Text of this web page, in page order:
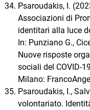
Psaroudakis, I.
Associazioni di
identitari alla luce
In: Punziano G.,
Nuove risposte
sociali del COVID-
Milano:
Psaroudakis, I.,
volontariato.